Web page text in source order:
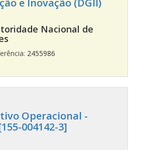
Nacional de
2455986
Operacional -
004142-3]